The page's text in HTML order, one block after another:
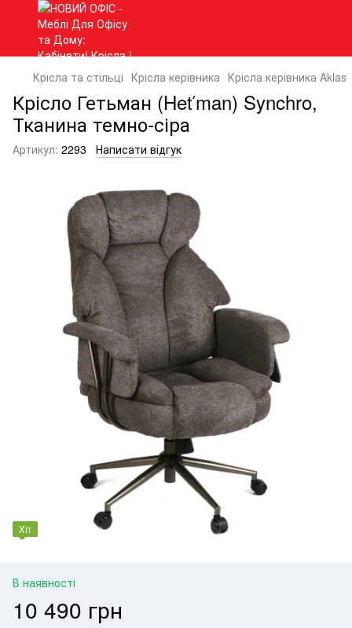
Крісла та стільці Крісла керівника Крісла керівника Aklas
Крісло Гетьман (Hetʹman) Synchro,
Тканина темно-сіра
Артикул: 2293 Написати відгук
Хіт
В наявності
10 490 грн